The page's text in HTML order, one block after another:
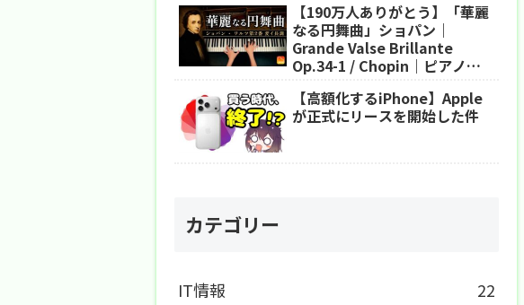
【190万人ありがとう】「華麗
なる円舞曲」ショパン｜
Grande Valse Brillante
Op.34-1 / Chopin｜ピアノ｜
【高額化するiPhone】Apple
が正式にリースを開始した件
カテゴリー
IT情報
22